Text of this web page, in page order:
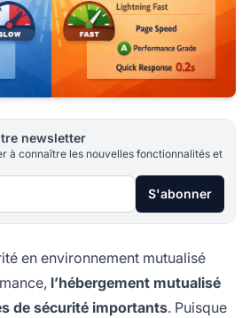
newsletter
à connaître les nouvelles fonctionnalités et
S'abonner
en environnement mutualisé
l’hébergement mutualisé
de sécurité importants. Puisque